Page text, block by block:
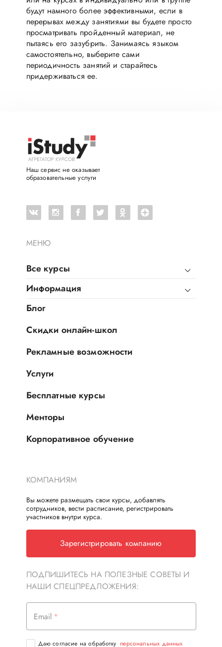
будут намного более эффективными, если в
перерывах между занятиями вы будете просто
просматривать пройденный материал, не
пытаясь его зазубрить. Занимаясь языком
самостоятельно, выберите сами
периодичность занятий и старайтесь
придерживаться ее.
МЕНЮ
Все курсы
Информация
Блог
Скидки онлайн-школ
Рекламные возможности
Услуги
Бесплатные курсы
Менторы
Корпоративное обучение
Наш сервис не оказывает
образовательные услуги
КОМПАНИЯМ
Вы можете размещать свои курсы, добавлять
сотрудников, вести расписание, регистрировать
участников внутри курса.
Зарегистрировать компанию
ПОДПИШИТЕСЬ НА ПОЛЕЗНЫЕ СОВЕТЫ И
НАШИ СПЕЦПРЕДЛОЖЕНИЯ:
Email
Даю согласие на обработку персональных данных